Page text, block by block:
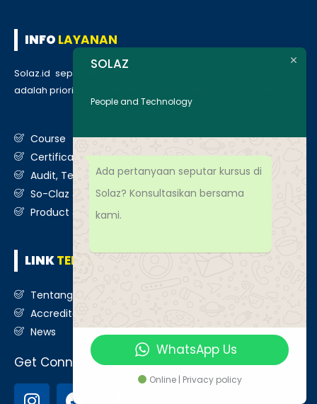
INFO LAYANAN
Solaz.id sepenuh hati melayani klien kami, kepuasan anda
adalah prioritas utama kami. Berikut daftar layanan kami
Course
Certification
Audit, Testing, Consultancy & Assessment
So-Claz & Smart Benchmark
Product & Services
LINKTERKAIT
Tentang Kami
Accreditation
News
Get Connected
I
SOLAZ
People and Technology
Ada pertanyaan seputar kursus di
Solaz? Konsultasikan bersama
kami.
WhatsApp Us
Online | Privacy policy